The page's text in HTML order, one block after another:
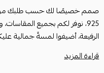
صمم خصيصًا لك حسب طلبك من
925، نوفر لكم بجميع
الرفيعة، أضيفوا لمسةً جمالية
المواصفات
قراءة المزيد